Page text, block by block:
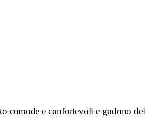
comode e confortevoli e godono